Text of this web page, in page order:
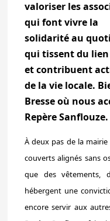
valoriser les
qui font vivre la
solidarité au
qui tissent du lien
et contribuent
de la vie locale.
Bresse où nous
Repère Sanflouze.
À deux pas de la
couverts alignés sans
que des vêtements,
hébergent une
encore servir aux